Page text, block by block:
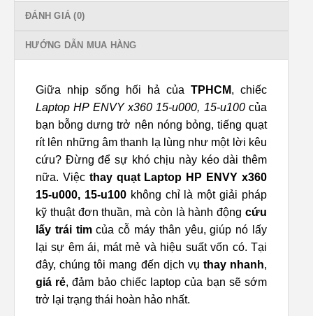
ĐÁNH GIÁ (0)
HƯỚNG DẪN MUA HÀNG
Giữa nhịp sống hối hả của TPHCM, chiếc
Laptop HP ENVY x360 15-u000, 15-u100của
bạn bỗng dưng trở nên nóng bỏng, tiếng quạt
rít lên những âm thanh lạ lùng như một lời kêu
cứu? Đừng để sự khó chịu này kéo dài thêm
nữa. Việc thay quạt Laptop HP ENVY x360
15-u000, 15-u100không chỉ là một giải pháp
kỹ thuật đơn thuần, mà còn là hành động cứu
lấy trái timcủa cỗ máy thân yêu, giúp nó lấy
lại sự êm ái, mát mẻ và hiệu suất vốn có. Tại
đây, chúng tôi mang đến dịch vụ thay nhanh,
giá rẻ, đảm bảo chiếc laptop của bạn sẽ sớm
trở lại trạng thái hoàn hảo nhất.